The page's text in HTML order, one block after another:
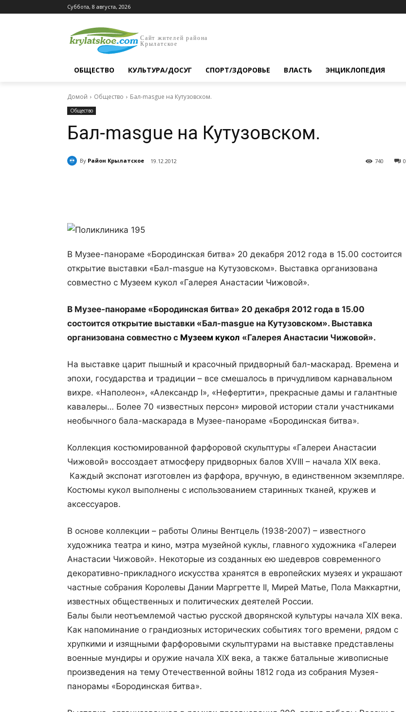
Суббота, 8 августа, 2026
Сайт жителей района
Крылатское
ОБЩЕСТВО КУЛЬТУРА/ДОСУГ СПОРТ/ЗДОРОВЬЕ ВЛАСТЬ ЭНЦИКЛОПЕДИЯ
Домой Общество Бал-masguе на Кутузовском.
Общество
Бал-masguе на Кутузовском.
By Район Крылатское 19.12.2012 0
740
В Музее-панораме «Бородинская битва» 20 декабря 2012 года в 15.00 состоится
открытие выставки «Бал-masguе на Кутузовском». Выставка организована
совместно с Музеем кукол «Галерея Анастасии Чижовой».
В Музее-панораме «Бородинская битва» 20 декабря 2012 года в 15.00
состоится открытие выставки «Бал-masguе на Кутузовском». Выставка
организована совместно с Музеем кукол «Галерея Анастасии Чижовой».
На выставке царит пышный и красочный придворный бал-маскарад. Времена и
эпохи, государства и традиции – все смешалось в причудливом карнавальном
вихре. «Наполеон», «Александр I», «Нефертити», прекрасные дамы и галантные
кавалеры… Более 70 «известных персон» мировой истории стали участниками
необычного бала-маскарада в Музее-панораме «Бородинская битва».
Коллекция костюмированной фарфоровой скульптуры «Галереи Анастасии
Чижовой» воссоздает атмосферу придворных балов XVIII – начала XIX века.
Каждый экспонат изготовлен из фарфора, вручную, в единственном экземпляре.
Костюмы кукол выполнены с использованием старинных тканей, кружев и
аксессуаров.
В основе коллекции – работы Олины Вентцель (1938-2007) – известного
художника театра и кино, мэтра музейной куклы, главного художника «Галереи
Анастасии Чижовой». Некоторые из созданных ею шедевров современного
декоративно-прикладного искусства хранятся в европейских музеях и украшают
частные собрания Королевы Дании Маргретте II, Мирей Матье, Пола Маккартни,
известных общественных и политических деятелей России.
Балы были неотъемлемой частью русской дворянской культуры начала XIX века.
Как напоминание о грандиозных исторических событиях того времени, рядом с
хрупкими и изящными фарфоровыми скульптурами на выставке представлены
военные мундиры и оружие начала XIX века, а также батальные живописные
произведения на тему Отечественной войны 1812 года из собрания Музея-
панорамы «Бородинская битва».